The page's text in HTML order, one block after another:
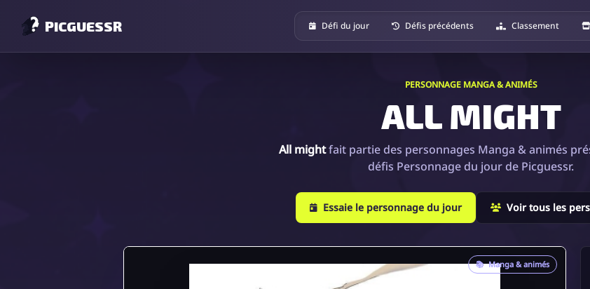
PICGUESSR Défi du jour Défis précédents Classement
PERSONNAGE MANGA & ANIMÉS
ALL MIGHT
All mightfait partie des personnages Manga & animés
défis Personnage du jour de Picguessr.
Essaie le personnage du jour Voir tous les
📚 Manga & animés